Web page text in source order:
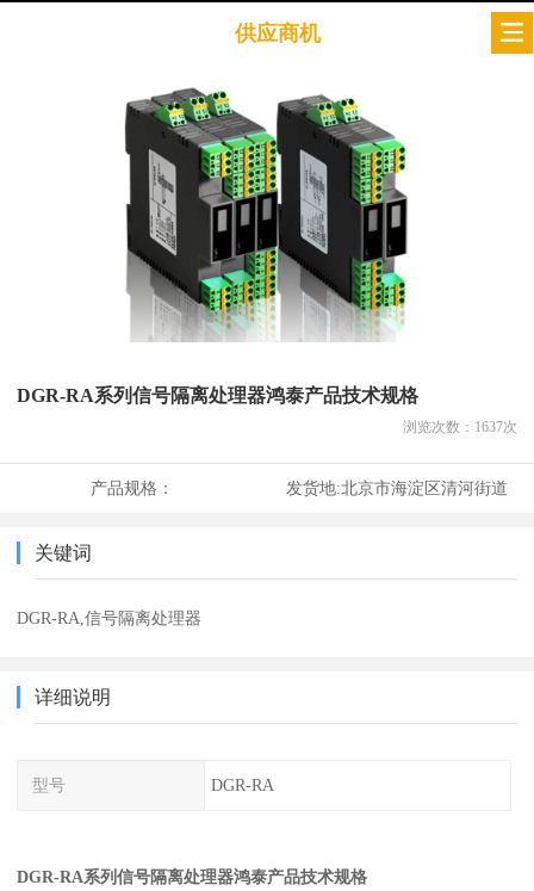
供应商机
DGR-RA系列信号隔离处理器鸿泰产品技术规格
浏览次数： 1637次
产品规格： 发货地:北京市海淀区清河街道
关键词
DGR-RA,信号隔离处理器
详细说明
型号 DGR-RA
DGR-RA系列信号隔离处理器鸿泰产品技术规格